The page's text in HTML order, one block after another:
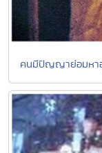
คนมีปัญญาย่อมหา